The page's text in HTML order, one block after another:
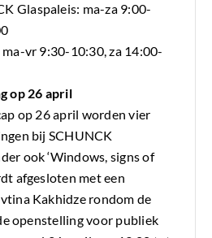
Glaspaleis: ma-za 9:00-
vr 9:30-10:30, za 14:00-
op 26 april
op 26 april worden vier
bij SCHUNCK
ook ‘Windows, signs of
afgesloten met een
Kakhidze rondom de
openstelling voor publiek